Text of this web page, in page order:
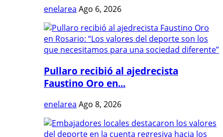
enelarea Ago 6, 2026
Pullaro recibió al ajedrecista
Faustino Oro en...
enelarea Ago 8, 2026